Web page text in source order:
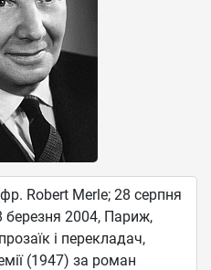
Robert Merle; 28 серпня
березня 2004, Париж,
і перекладач,
(1947) за роман